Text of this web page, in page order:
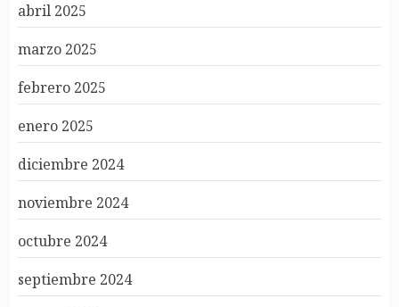
abril 2025
marzo 2025
febrero 2025
enero 2025
diciembre 2024
noviembre 2024
octubre 2024
septiembre 2024